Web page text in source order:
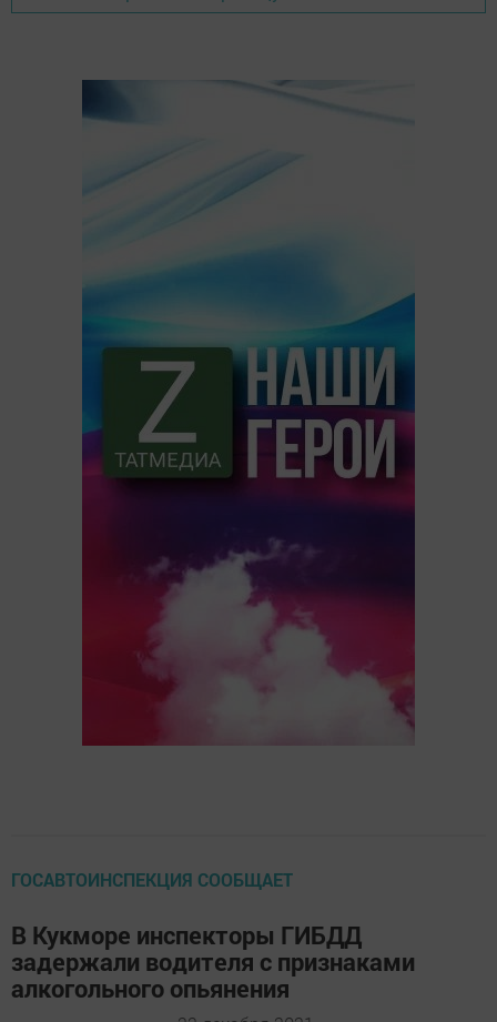
ГОСАВТОИНСПЕКЦИЯ СООБЩАЕТ
В Кукморе инспекторы ГИБДД
задержали водителя с признаками
алкогольного опьянения